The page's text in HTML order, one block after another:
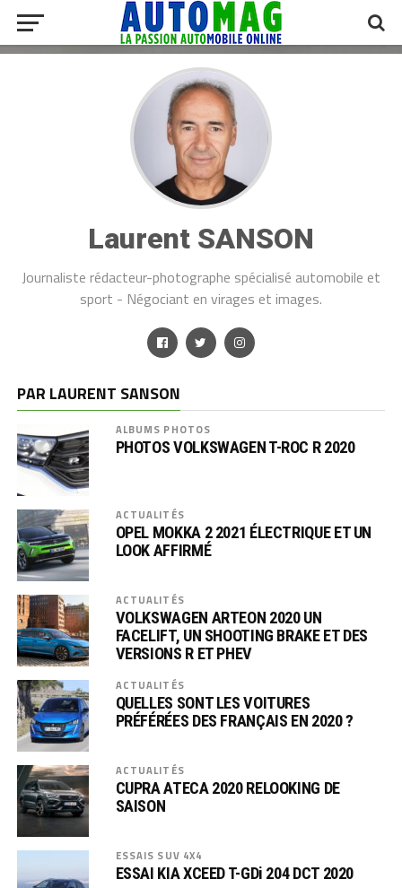
Laurent SANSON
Journaliste rédacteur-photographe spécialisé automobile et
sport - Négociant en virages et images.
PAR LAURENT SANSON
ALBUMS PHOTOS
PHOTOS VOLKSWAGEN T-ROC R 2020
ACTUALITÉS
OPEL MOKKA 2 2021 ÉLECTRIQUE ET UN
LOOK AFFIRMÉ
ACTUALITÉS
VOLKSWAGEN ARTEON 2020 UN
FACELIFT, UN SHOOTING BRAKE ET DES
VERSIONS R ET PHEV
ACTUALITÉS
QUELLES SONT LES VOITURES
PRÉFÉRÉES DES FRANÇAIS EN 2020 ?
ACTUALITÉS
CUPRA ATECA 2020 RELOOKING DE
SAISON
ESSAIS SUV 4X4
ESSAI KIA XCEED T-GDi 204 DCT 2020